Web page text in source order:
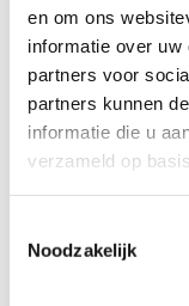
en om ons
informatie over
partners voor
partners kunnen
informatie die u
verzameld op
Noodzakelijk
etc.
Depressieve
het feit dat zij niet
is een soort lokale
anders doet dan het